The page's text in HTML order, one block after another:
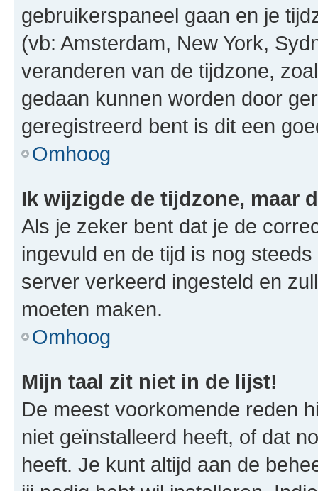
gebruikerspaneel gaan en je
(vb: Amsterdam, New York,
veranderen van de tijdzone,
gedaan kunnen worden door
geregistreerd bent is dit een
Omhoog
Ik wijzigde de tijdzone, maar
Als je zeker bent dat je de
ingevuld en de tijd is nog
server verkeerd ingesteld en
moeten maken.
Omhoog
Mijn taal zit niet in de lijst!
De meest voorkomende reden
niet geïnstalleerd heeft, of dat
heeft. Je kunt altijd aan de